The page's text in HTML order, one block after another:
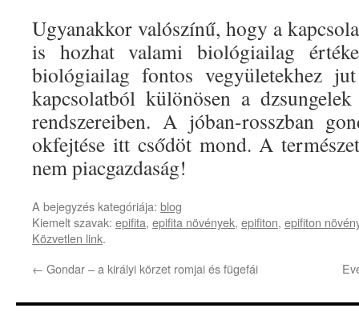
Ugyanakkor valószínű, hogy a
is hozhat valami biológiailag
biológiailag fontos vegyületekhez
kapcsolatból különösen a
rendszereiben. A jóban-rosszban
okfejtése itt csődöt mond. A
nem piacgazdaság!
A bejegyzés kategóriája: blog
Kiemelt szavak: epifita, epifita növények, epifiton, epifiton
Közvetlen link.
← Gondar – a királyi körzet romjai és fügefái